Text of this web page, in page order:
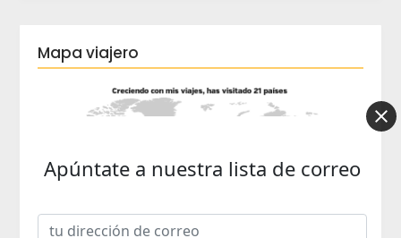
Mapa viajero
Apúntate a nuestra lista de correo